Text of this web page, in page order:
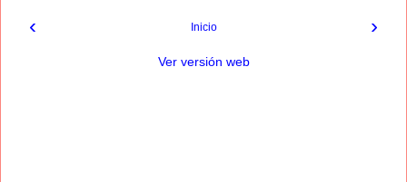
‹ ›
Inicio
Ver versión web